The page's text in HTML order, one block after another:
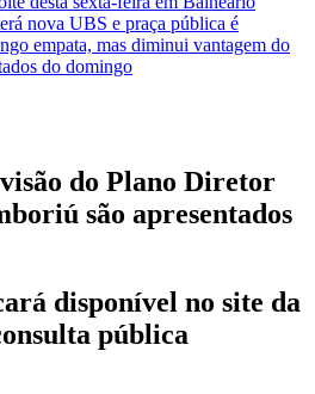
nova UBS e praça pública é
empata, mas diminui vantagem do
do domingo
do Plano Diretor
são apresentados
disponível no site da
pública